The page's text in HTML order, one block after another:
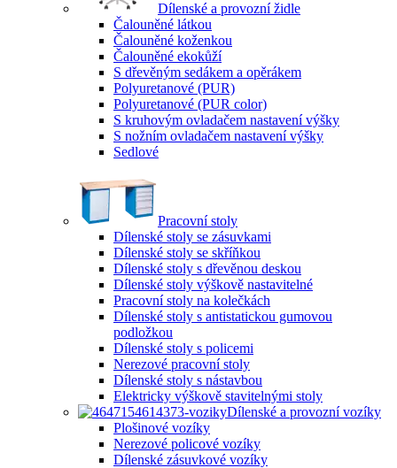
Dílenské a provozní židle
Čalouněné látkou
Čalouněné koženkou
Čalouněné ekokůží
S dřevěným sedákem a opěrákem
Polyuretanové (PUR)
Polyuretanové (PUR color)
S kruhovým ovladačem nastavení výšky
S nožním ovladačem nastavení výšky
Sedlové
Pracovní stoly
Dílenské stoly se zásuvkami
Dílenské stoly se skříňkou
Dílenské stoly s dřevěnou deskou
Dílenské stoly výškově nastavitelné
Pracovní stoly na kolečkách
Dílenské stoly s antistatickou gumovou
podložkou
Dílenské stoly s policemi
Nerezové pracovní stoly
Dílenské stoly s nástavbou
Elektricky výškově stavitelnými stoly
Dílenské a provozní vozíky
Plošinové vozíky
Nerezové policové vozíky
Dílenské zásuvkové vozíky